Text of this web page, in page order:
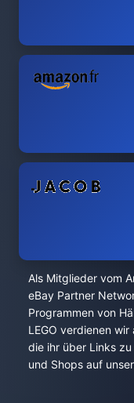
Als Mitglieder vom
eBay Partner
Programmen von
LEGO verdienen
die ihr über Links
und Shops auf